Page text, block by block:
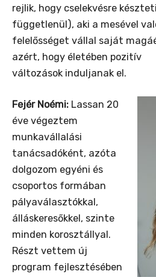
rejlik, hogy cselekvésre
függetlenül), aki a mesével
felelősséget vállal saját
azért, hogy életében pozitív
változások induljanak el.
Fejér Noémi: Lassan 20
éve végeztem
munkavállalási
tanácsadóként, azóta
dolgozom egyéni és
csoportos formában
pályaválasztókkal,
álláskeresőkkel, szinte
minden korosztállyal.
Részt vettem új
program fejlesztésében